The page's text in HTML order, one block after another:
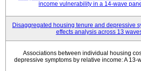
income vulnerability in a 14-wave
Disaggregated housing tenure and depressive
effects analysis across 13
Associations between individual housing
depressive symptoms by relative income: A 13-